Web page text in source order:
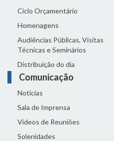
Ciclo Orçamentário
Homenagens
Audiências Públicas, Visitas
Técnicas e Seminários
Distribuição do dia
Comunicação
Notícias
Sala de Imprensa
Vídeos de Reuniões
Solenidades